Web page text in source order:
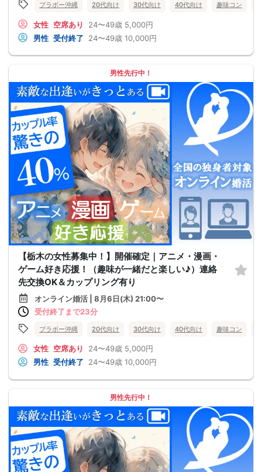
ブラボー沖縄 20代向け 30代向け 40代向け 趣味コン
女性 空席あり 24〜49歳 5,000円
男性 受付終了 24〜49歳 10,000円
男性先行中！
【栃木の女性募集中！】開催確定｜アニメ・漫画・
ゲーム好き応援！（趣味が一緒だと楽しい♪）連絡
先交換OK＆カップリング有り
オンライン婚活 | 8月6日(木) 21:00〜
受付終了まで23分
ブラボー沖縄 20代向け 30代向け 40代向け 趣味コン
女性 空席あり 24〜49歳 5,000円
男性 受付終了 24〜49歳 10,000円
男性先行中！